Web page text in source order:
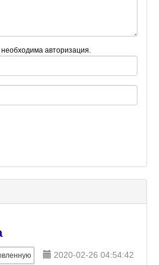
авторизация.
2020-02-26 04:54:42